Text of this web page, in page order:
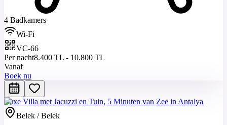
4 Badkamers
Wi-Fi
VC-66
Per nacht8.400 TL - 10.800 TL
Vanaf
Boek nu
Luxe Villa met Jacuzzi en Tuin, 5 Minuten van Zee in Antalya
Belek / Belek